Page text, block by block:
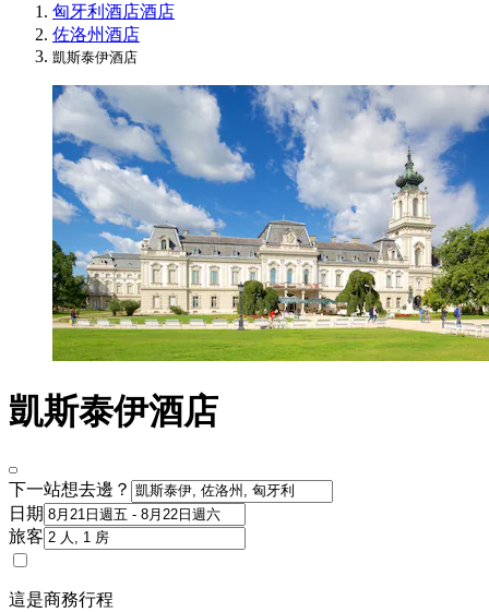
匈牙利酒店酒店
佐洛州酒店
凱斯泰伊酒店
凱斯泰伊酒店
下一站想去邊？
日期
旅客
這是商務行程